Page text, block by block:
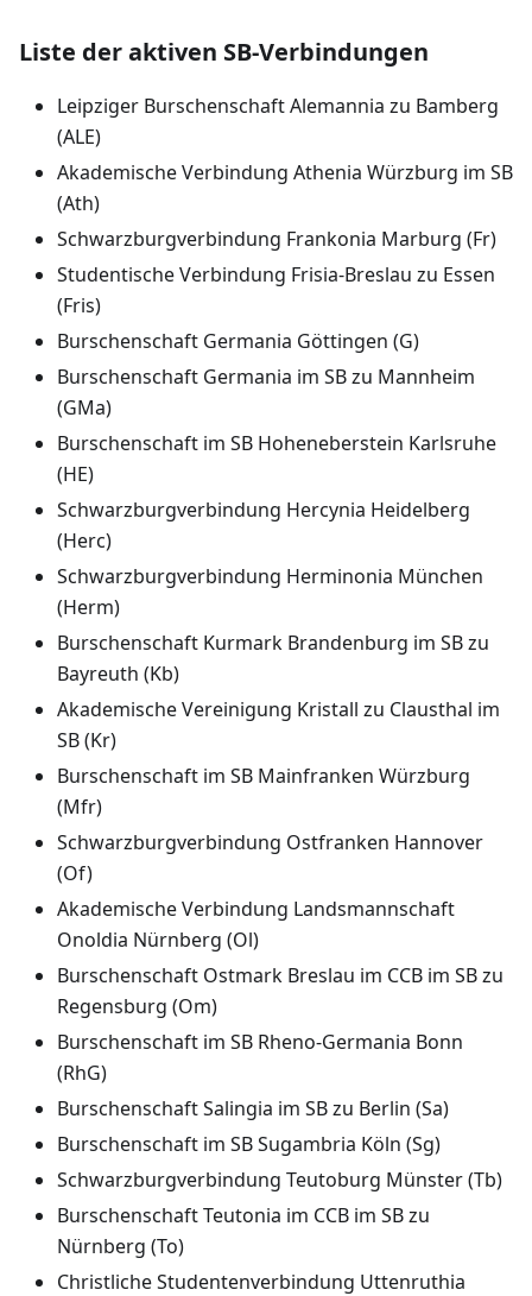
Liste der aktiven SB-Verbindungen
Leipziger Burschenschaft Alemannia zu Bamberg
(ALE)
Akademische Verbindung Athenia Würzburg im SB
(Ath)
Schwarzburgverbindung Frankonia Marburg (Fr)
Studentische Verbindung Frisia-Breslau zu Essen
(Fris)
Burschenschaft Germania Göttingen (G)
Burschenschaft Germania im SB zu Mannheim
(GMa)
Burschenschaft im SB Hoheneberstein Karlsruhe
(HE)
Schwarzburgverbindung Hercynia Heidelberg
(Herc)
Schwarzburgverbindung Herminonia München
(Herm)
Burschenschaft Kurmark Brandenburg im SB zu
Bayreuth (Kb)
Akademische Vereinigung Kristall zu Clausthal im
SB (Kr)
Burschenschaft im SB Mainfranken Würzburg
(Mfr)
Schwarzburgverbindung Ostfranken Hannover
(Of)
Akademische Verbindung Landsmannschaft
Onoldia Nürnberg (Ol)
Burschenschaft Ostmark Breslau im CCB im SB zu
Regensburg (Om)
Burschenschaft im SB Rheno-Germania Bonn
(RhG)
Burschenschaft Salingia im SB zu Berlin (Sa)
Burschenschaft im SB Sugambria Köln (Sg)
Schwarzburgverbindung Teutoburg Münster (Tb)
Burschenschaft Teutonia im CCB im SB zu
Nürnberg (To)
Christliche Studentenverbindung Uttenruthia